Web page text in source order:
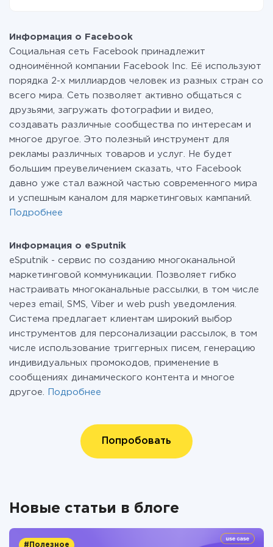
перейти на платный, при необходимости. Подробнее
отарифах .
Информация о Facebook
Социальная сеть Facebook принадлежит
одноимённой компании Facebook Inc. Её используют
порядка 2-х миллиардов человек из разных стран со
всего мира. Сеть позволяет активно общаться с
друзьями, загружать фотографии и видео,
создавать различные сообщества по интересам и
многое другое. Это полезный инструмент для
рекламы различных товаров и услуг. Не будет
большим преувеличением сказать, что Facebook
давно уже стал важной частью современного мира
и успешным каналом для маркетинговых кампаний.
Подробнее
Информация о eSputnik
eSputnik - сервис по созданию многоканальной
маркетинговой коммуникации. Позволяет гибко
настраивать многоканальные рассылки, в том числе
через email, SMS, Viber и web push уведомления.
Система предлагает клиентам широкий выбор
инструментов для персонализации рассылок, в том
числе использование триггерных писем, генерацию
индивидуальных промокодов, применение в
сообщениях динамического контента и многое
другое.
Подробнее
Попробовать
Новые статьи в блоге
#Полезное